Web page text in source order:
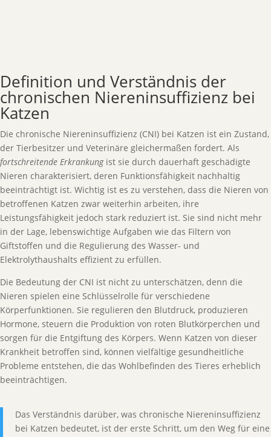
Definition und Verständnis der
chronischen Niereninsuffizienz bei
Katzen
Die chronische Niereninsuffizienz (CNI) bei Katzen ist ein Zustand,
der Tierbesitzer und Veterinäre gleichermaßen fordert. Als
fortschreitende Erkrankungist sie durch dauerhaft geschädigte
Nieren charakterisiert, deren Funktionsfähigkeit nachhaltig
beeinträchtigt ist. Wichtig ist es zu verstehen, dass die Nieren von
betroffenen Katzen zwar weiterhin arbeiten, ihre
Leistungsfähigkeit jedoch stark reduziert ist. Sie sind nicht mehr
in der Lage, lebenswichtige Aufgaben wie das Filtern von
Giftstoffen und die Regulierung des Wasser- und
Elektrolythaushalts effizient zu erfüllen.
Die Bedeutung der CNI ist nicht zu unterschätzen, denn die
Nieren spielen eine Schlüsselrolle für verschiedene
Körperfunktionen. Sie regulieren den Blutdruck, produzieren
Hormone, steuern die Produktion von roten Blutkörperchen und
sorgen für die Entgiftung des Körpers. Wenn Katzen von dieser
Krankheit betroffen sind, können vielfältige gesundheitliche
Probleme entstehen, die das Wohlbefinden des Tieres erheblich
beeinträchtigen.
Das Verständnis darüber, was chronische Niereninsuffizienz
bei Katzen bedeutet, ist der erste Schritt, um den Weg für eine